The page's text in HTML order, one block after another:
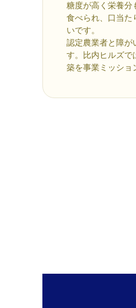
糖度が高く栄養分
食べられ、口当た
いです。
認定農業者と障が
す。比内ヒルズで
築を事業ミッショ